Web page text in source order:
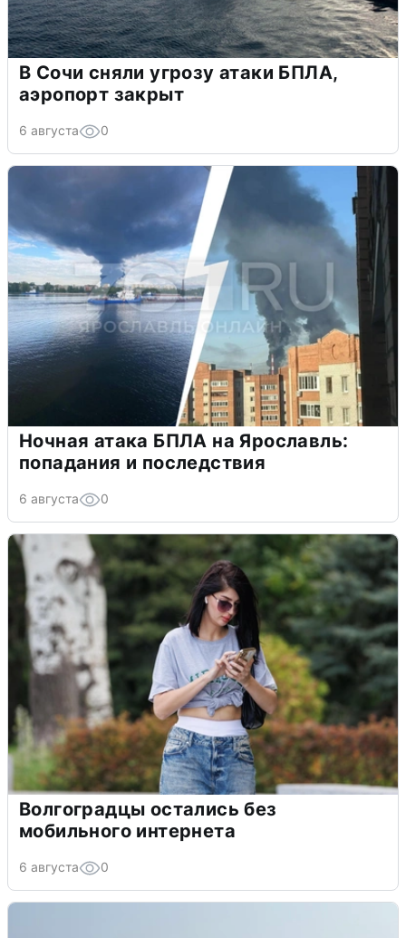
В Сочи сняли угрозу атаки БПЛА,
аэропорт закрыт
6 августа 0
Ночная атака БПЛА на Ярославль:
попадания и последствия
6 августа 0
Волгоградцы остались без
мобильного интернета
6 августа 0